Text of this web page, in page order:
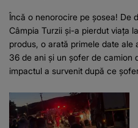
Încă o nenorocire pe șosea! De
Câmpia Turzii și-a pierdut viața
produs, o arată primele date
36 de ani și un șofer de camion
impactul a survenit după ce